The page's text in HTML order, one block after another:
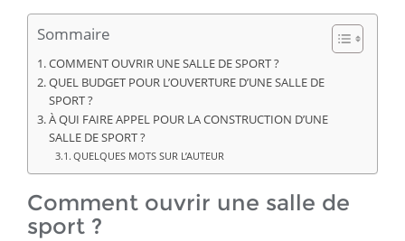
Sommaire
COMMENT OUVRIR UNE SALLE DE SPORT ?
QUEL BUDGET POUR L’OUVERTURE D’UNE SALLE DE
SPORT ?
À QUI FAIRE APPEL POUR LA CONSTRUCTION D’UNE
SALLE DE SPORT ?
QUELQUES MOTS SUR L’AUTEUR
Comment ouvrir une salle de
sport ?